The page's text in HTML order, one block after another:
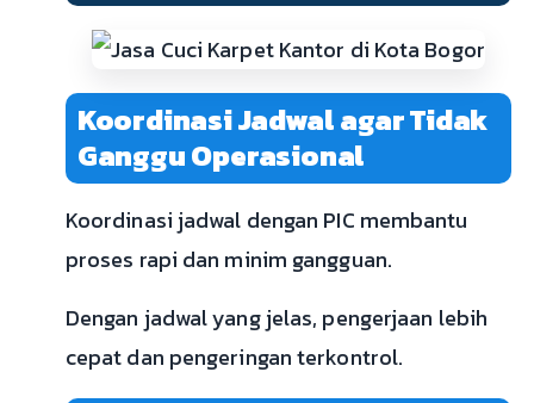
Koordinasi Jadwal agar Tidak
Ganggu Operasional
Koordinasi jadwal dengan PIC membantu
proses rapi dan minim gangguan.
Dengan jadwal yang jelas, pengerjaan lebih
cepat dan pengeringan terkontrol.